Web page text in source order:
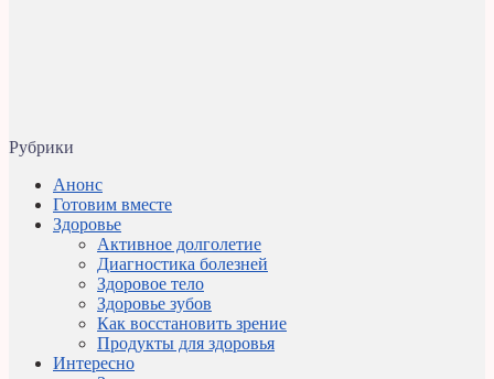
Рубрики
Анонс
Готовим вместе
Здоровье
Активное долголетие
Диагностика болезней
Здоровое тело
Здоровье зубов
Как восстановить зрение
Продукты для здоровья
Интересно